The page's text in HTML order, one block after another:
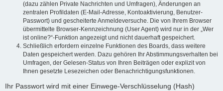
(dazu zählen Private Nachrichten und Umfragen), Änderungen an
zentralen Profildaten (E-Mail-Adresse, Kontoaktivierung, Benutzer-
Passwort) und gescheiterte Anmeldeversuche. Die von Ihrem Browser
übermittelte Browser-Kennzeichnung (User Agent) wird nur in der „Wer
ist online?“-Funktion angezeigt und nicht dauerhaft gespeichert.
Schließlich erfordern einzelne Funktionen des Boards, dass weitere
Daten gespeichert werden. Dazu gehören Ihr Abstimmungsverhalten bei
Umfragen, der Gelesen-Status von Ihren Beiträgen oder explizit von
Ihnen gesetzte Lesezeichen oder Benachrichtigungsfunktionen.
Ihr Passwort wird mit einer Einwege-Verschlüsselung (Hash)